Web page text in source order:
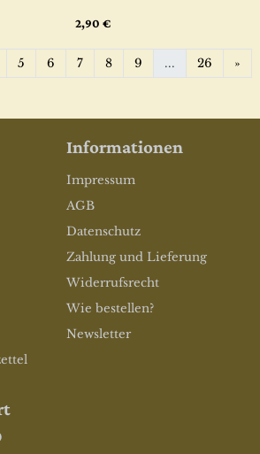
2,90 €
5 6 7 8 9 ... 26 »
Informationen
Impressum
AGB
Datenschutz
Zahlung und Lieferung
Widerrufsrecht
Wie bestellen?
Newsletter